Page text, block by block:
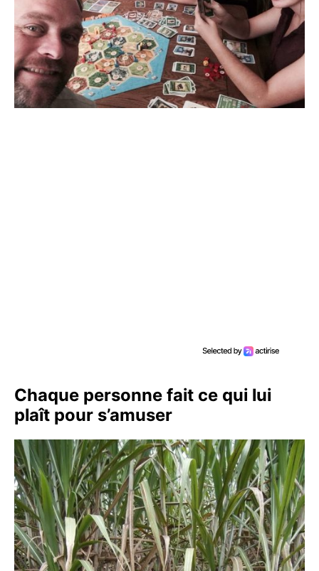
Chaque personne fait ce qui lui
plaît pour s’amuser